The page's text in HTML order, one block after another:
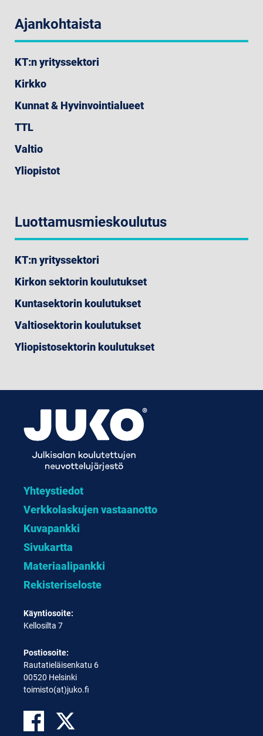
Ajankohtaista
KT:n yrityssektori
Kirkko
Kunnat & Hyvinvointialueet
TTL
Valtio
Yliopistot
Luottamusmieskoulutus
KT:n yrityssektori
Kirkon sektorin koulutukset
Kuntasektorin koulutukset
Valtiosektorin koulutukset
Yliopistosektorin koulutukset
Yhteystiedot
Verkkolaskujen vastaanotto
Kuvapankki
Sivukartta
Materiaalipankki
Rekisteriseloste
Käyntiosoite:
Kellosilta 7
Postiosoite:
Rautatieläisenkatu 6
00520 Helsinki
toimisto(at)juko.fi